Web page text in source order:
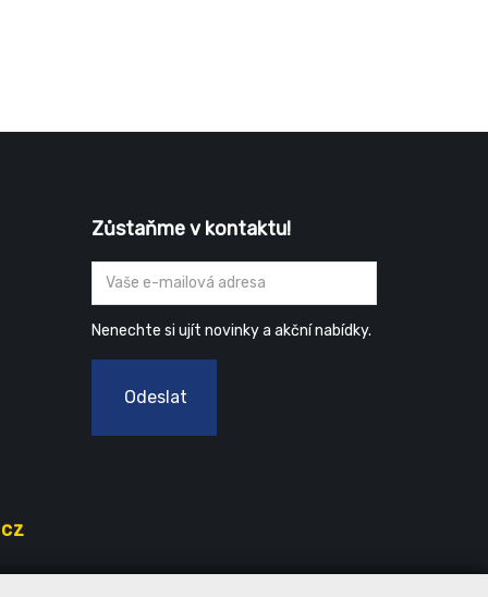
Zůstaňme v kontaktu!
Nenechte si ujít novinky a akční nabídky.
Odeslat